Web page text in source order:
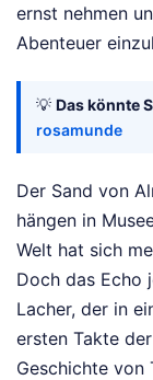
ernst nehmen
Abenteuer
💡 Das könnte
rosamunde
Der Sand von
hängen in
Welt hat sich
Doch das Echo
Lacher, der in
ersten Takte
Geschichte von